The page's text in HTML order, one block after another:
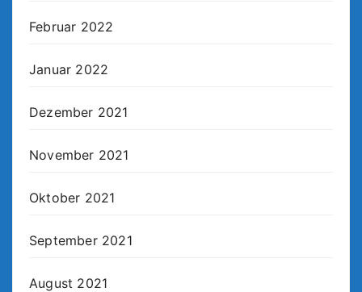
Februar 2022
Januar 2022
Dezember 2021
November 2021
Oktober 2021
September 2021
August 2021